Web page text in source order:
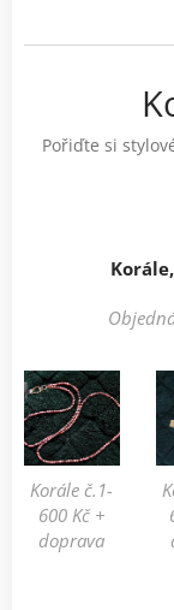
Pořiďte si
Korále č.1-
600 Kč +
doprava